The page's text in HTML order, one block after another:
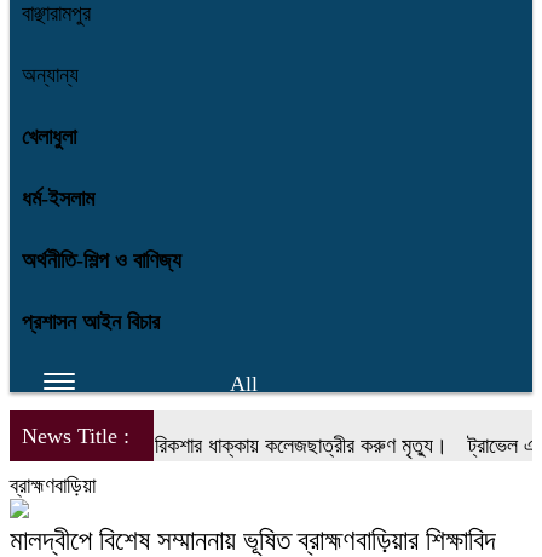
বাঞ্ছারামপুর
অন্যান্য
খেলাধুলা
ধর্ম-ইসলাম
অর্থনীতি-শিল্প ও বাণিজ্য
প্রশাসন আইন বিচার
All
News Title :অটো রিকশার ধাক্কায় কলেজছাত্রীর করুণ মৃত্যু।
ট্রাভেল
ব্রাহ্মণবাড়িয়া
মালদ্বীপে বিশেষ সম্মাননায় ভূষিত ব্রাহ্মণবাড়িয়ার শিক্ষাবিদ